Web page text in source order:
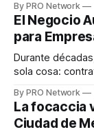
INTERIUS, el
una entrevista
marketing
By PRO Network
El Negocio
para
Durante
sola cosa:
para los textos,
para encontrar
llamadas y
By PRO Network
La focaccia
Ciudad de